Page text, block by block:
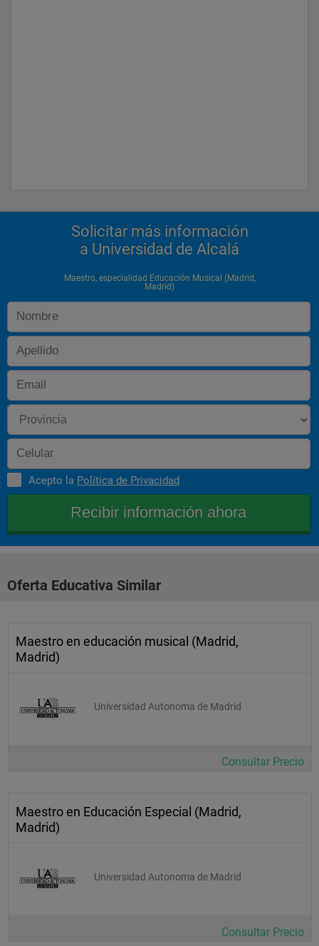
Solicitar más información
a Universidad de Alcalá
Maestro, especialidad Educación Musical (Madrid,
Madrid)
Acepto la Política de Privacidad
Oferta Educativa Similar
Maestro en educación musical (Madrid,
Madrid)
Universidad Autonoma de Madrid
Consultar Precio
Maestro en Educación Especial (Madrid,
Madrid)
Universidad Autonoma de Madrid
Consultar Precio